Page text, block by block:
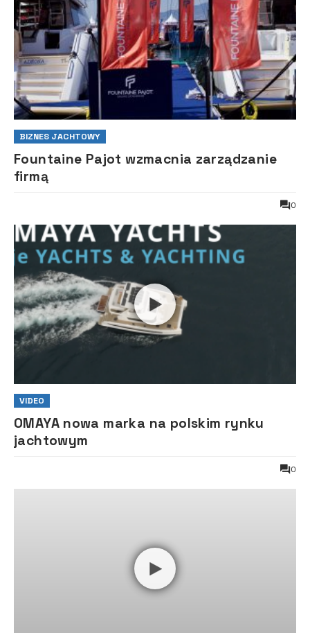
BIZNES JACHTOWY
Fountaine Pajot wzmacnia zarządzanie
firmą
0
VIDEO
OMAYA nowa marka na polskim rynku
jachtowym
0